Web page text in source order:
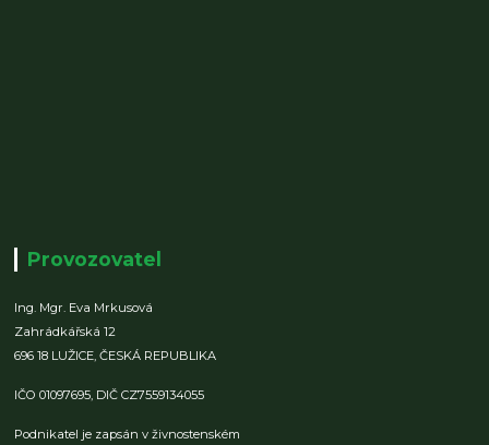
Provozovatel
Ing. Mgr. Eva Mrkusová
Zahrádkářská 12
696 18 LUŽICE,ČESKÁ REPUBLIKA
IČO 01097695, DIČ CZ7559134055
Podnikatel je zapsán v živnostenském